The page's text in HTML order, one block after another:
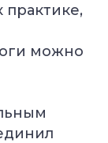
можно